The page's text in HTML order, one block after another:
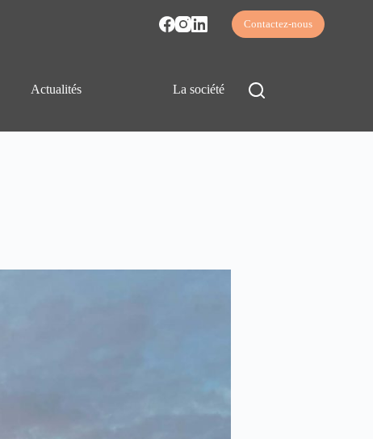
Contactez-nous
Actualités La société